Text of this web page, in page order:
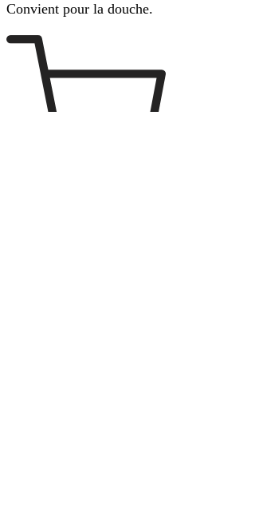
Convient pour la douche.